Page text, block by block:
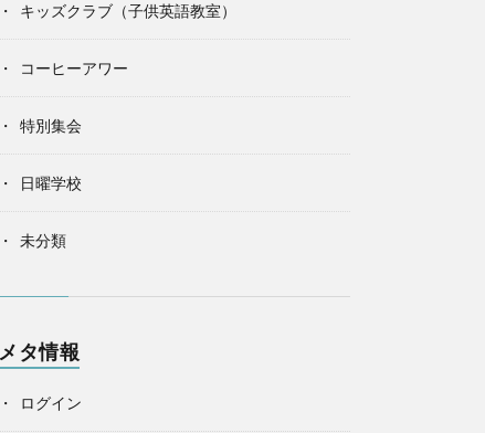
キッズクラブ（子供英語教室）
コーヒーアワー
特別集会
日曜学校
未分類
メタ情報
ログイン